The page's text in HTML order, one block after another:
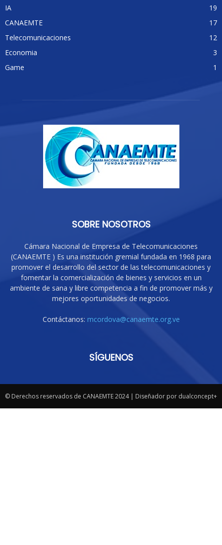
IA
19
CANAEMTE
17
Telecomunicaciones
12
Economia
3
Game
1
SOBRE NOSOTROS
Cámara Nacional de Empresa de Telecomunicaciones
(CANAEMTE ) Es una institución gremial fundada en 1968 para
promover el desarrollo del sector de las telecomunicaciones y
fomentar la comercialización de bienes y servicios en un
ambiente de sana y libre competencia a fin de promover más y
mejores oportunidades de negocios.
Contáctanos: mcordova@canaemte.org.ve
SÍGUENOS
© Derechos reservados de CANAEMTE 2024 | Diseñador por dualconcept+